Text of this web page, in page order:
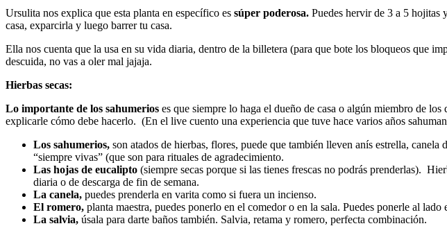
Ursulita nos explica que esta planta en específico es súper poderosa. Puedes hervir de 3 a 5 hojitas
casa, exparcirla y luego barrer tu casa.
Ella nos cuenta que la usa en su vida diaria, dentro de la billetera (para que bote los bloqueos que
descuida, no vas a oler mal jajaja.
Hierbas secas:
Lo importante de los sahumerios es que siempre lo haga el dueño de casa o algún miembro de
explicarle cómo debe hacerlo. (En el live cuento una experiencia que tuve hace varios años
Los sahumerios, son atados de hierbas, flores, puede que también lleven anís estrella,
“siempre vivas” (que son para rituales de agradecimiento.
Las hojas de eucalipto (siempre secas porque si las tienes frescas no podrás prenderlas).
diaria o de descarga de fin de semana.
La canela, puedes prenderla en varita como si fuera un incienso.
El romero, planta maestra, puedes ponerlo en el comedor o en la sala. Puedes ponerle al
La salvia, úsala para darte baños también. Salvia, retama y romero, perfecta combinación.